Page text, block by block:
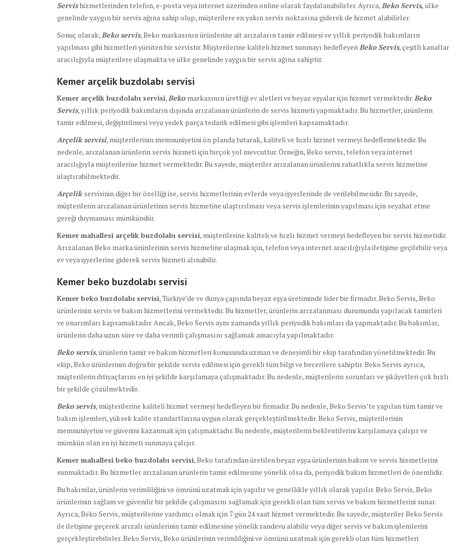
Servishizmetlerinden telefon, e-posta veya internet üzerinden online olarak faydalanabilirler. Ayrıca,Beko Servis, ülke
genelinde yaygın bir servis ağına sahip olup, müşterilere en yakın servis noktasına giderek de hizmet alabilirler.
Sonuç olarak,Beko servis, Beko markasının ürünlerine ait arızaların tamir edilmesi ve yıllık periyodik bakımların
yapılması gibi hizmetleri yürüten bir servistir. Müşterilerine kaliteli hizmet sunmayı hedefleyenBeko Servis, çeşitli kanallar
aracılığıyla müşterilere ulaşmakta ve ülke genelinde yaygın bir servis ağına sahiptir.
Kemer arçelik buzdolabı servisi
Kemer arçelik buzdolabı servisi,Beko markasının ürettiği ev aletleri ve beyaz eşyalar için hizmet vermektedir.Beko
Servis, yıllık periyodik bakımların dışında arızalanan ürünlerin de servis hizmeti yapmaktadır. Bu hizmetler, ürünlerin
tamir edilmesi, değiştirilmesi veya yedek parça tedarik edilmesi gibi işlemleri kapsamaktadır.
Arçelik servisi, müşterilerinin memnuniyetini ön planda tutarak, kaliteli ve hızlı hizmet vermeyi hedeflemektedir. Bu
nedenle, arızalanan ürünlerin servis hizmeti için birçok yol mevcuttur. Örneğin, Beko servis, telefon veya internet
aracılığıyla müşterilerine hizmet vermektedir. Bu sayede, müşteriler arızalanan ürünlerini rahatlıkla servis hizmetine
ulaştırabilmektedir.
Arçelikservisinin diğer bir özelliği ise, servis hizmetlerinin evlerde veya işyerlerinde de verilebilmesidir. Bu sayede,
müşterilerin arızalanan ürünlerinin servis hizmetine ulaştırılması veya servis işlemlerinin yapılması için seyahat etme
gereği duymaması mümkündür.
Kemer mahallesi arçelik buzdolabı servisi, müşterilerine kaliteli ve hızlı hizmet vermeyi hedefleyen bir servis hizmetidir.
Arızalanan Beko marka ürünlerinin servis hizmetine ulaşmak için, telefon veya internet aracılığıyla iletişime geçilebilir veya
ev veya işyerlerine giderek servis hizmeti alınabilir.
Kemer beko buzdolabı servisi
Kemer beko buzdolabı servisi, Türkiye’de ve dünya çapında beyaz eşya üretiminde lider bir firmadır. Beko Servis, Beko
ürünlerinin servis ve bakım hizmetlerini vermektedir. Bu hizmetler, ürünlerin arızalanması durumunda yapılacak tamirleri
ve onarımları kapsamaktadır. Ancak, Beko Servis aynı zamanda yıllık periyodik bakımları da yapmaktadır. Bu bakımlar,
ürünlerin daha uzun süre ve daha verimli çalışmasını sağlamak amacıyla yapılmaktadır.
Beko servis, ürünlerin tamir ve bakım hizmetleri konusunda uzman ve deneyimli bir ekip tarafından yönetilmektedir. Bu
ekip, Beko ürünlerinin doğru bir şekilde servis edilmesi için gerekli tüm bilgi ve becerilere sahiptir. Beko Servis ayrıca,
müşterilerin ihtiyaçlarını en iyi şekilde karşılamaya çalışmaktadır. Bu nedenle, müşterilerin sorunları ve şikâyetleri çok hızlı
bir şekilde çözülmektedir.
Beko servis, müşterilerine kaliteli hizmet vermeyi hedefleyen bir firmadır. Bu nedenle, Beko Servis’te yapılan tüm tamir ve
bakım işlemleri, yüksek kalite standartlarına uygun olarak gerçekleştirilmektedir. Beko Servis, müşterilerinin
memnuniyetini ve güvenini kazanmak için çalışmaktadır. Bu nedenle, müşterilerin beklentilerini karşılamaya çalışır ve
mümkün olan en iyi hizmeti sunmaya çalışır.
Kemer mahallesi beko buzdolabı servisi, Beko tarafından üretilen beyaz eşya ürünlerinin bakım ve servis hizmetlerini
sunmaktadır. Bu hizmetler arızalanan ürünlerin tamir edilmesine yönelik olsa da, periyodik bakım hizmetleri de önemlidir.
Bu bakımlar, ürünlerin verimliliğini ve ömrünü uzatmak için yapılır ve genellikle yıllık olarak yapılır. Beko Servis, Beko
ürünlerinin sağlam ve güvenilir bir şekilde çalışmasını sağlamak için gerekli olan tüm servis ve bakım hizmetlerini sunar.
Ayrıca, Beko Servis, müşterilerine yardımcı olmak için 7 gün 24 saat hizmet vermektedir. Bu sayede, müşteriler Beko Servis
ile iletişime geçerek arızalı ürünlerinin tamir edilmesine yönelik randevu alabilir veya diğer servis ve bakım işlemlerini
gerçekleştirebilirler. Beko Servis, Beko ürünlerinin verimliliğini ve ömrünü uzatmak için gerekli olan tüm hizmetleri